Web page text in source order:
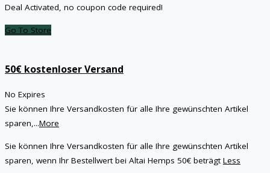
Deal Activated, no coupon code required!
Go To Store
50€ kostenloser Versand
No Expires
Sie können Ihre Versandkosten für alle Ihre gewünschten Artikel
sparen,...More
Sie können Ihre Versandkosten für alle Ihre gewünschten Artikel
sparen, wenn Ihr Bestellwert bei Altai Hemps 50€ beträgtLess